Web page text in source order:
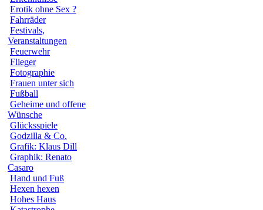
Erotik ohne Sex ?
Fahrräder
Festivals,
Veranstaltungen
Feuerwehr
Flieger
Fotographie
Frauen unter sich
Fußball
Geheime und offene
Wünsche
Glücksspiele
Godzilla & Co.
Grafik: Klaus Dill
Graphik: Renato
Casaro
Hand und Fuß
Hexen hexen
Hohes Haus